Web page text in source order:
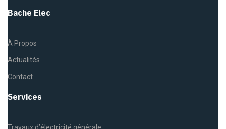
Bache Elec
À Propos
Actualités
Contact
Services